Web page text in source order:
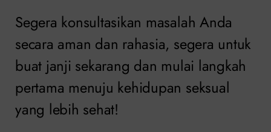
Segera konsultasikan masalah Anda
secara aman dan rahasia, segera untuk
buat janji sekarang dan mulai langkah
pertama menuju kehidupan seksual
yang lebih sehat!